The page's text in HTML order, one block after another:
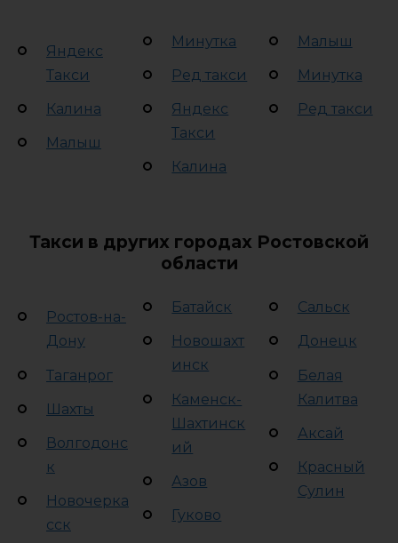
Яндекс
Такси
Калина
Малыш
Минутка
Ред такси
Яндекс
Такси
Калина
Малыш
Минутка
Ред такси
Такси в других городах Ростовской
области
Ростов-на-
Дону
Таганрог
Шахты
Волгодонс
к
Новочерка
сск
Батайск
Новошахт
инск
Каменск-
Шахтинск
ий
Азов
Гуково
Сальск
Донецк
Белая
Калитва
Аксай
Красный
Сулин